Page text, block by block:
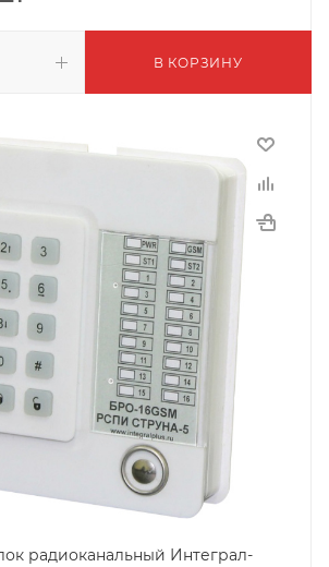
В КОРЗИНУ
радиоканальный Интеграл-